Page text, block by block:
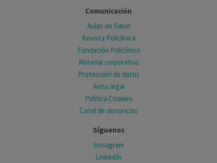
Comunicación
Aulas de Salud
Revista Policlínica
Fundación Policlínica
Material corporativo
Protección de datos
Aviso legal
Política Cookies
Canal de denuncias
Síguenos
Instagram
LinkedIn